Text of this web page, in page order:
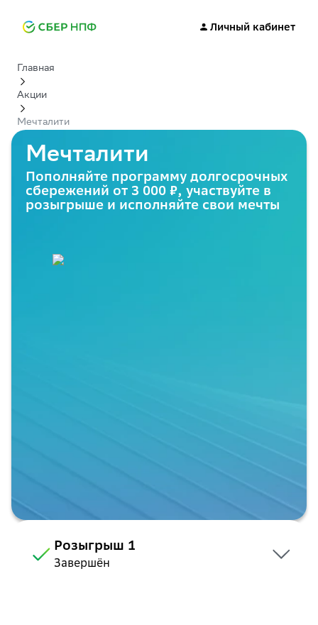
Личный кабинет
Главная
Акции
Мечталити
Мечталити
Пополняйте программу долгосрочных
сбережений от 3 000 ₽, участвуйте в
розыгрыше и исполняйте свои мечты
Розыгрыш 1
Завершён